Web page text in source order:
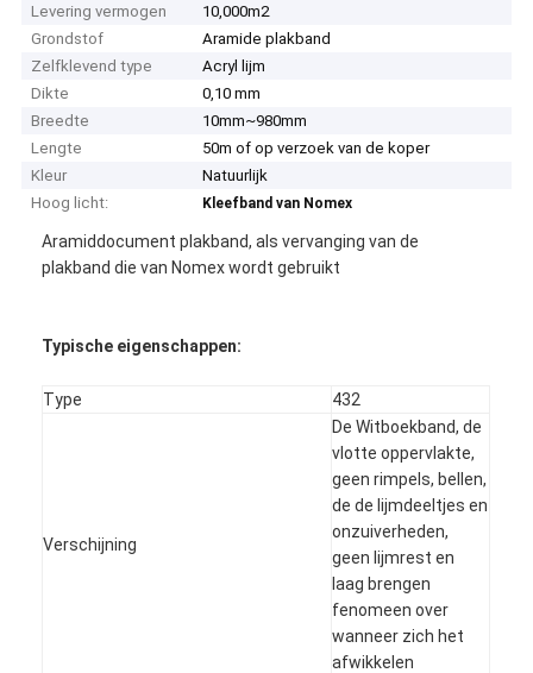
Levering vermogen
10,000m2
Grondstof
Aramide plakband
Zelfklevend type
Acryl lijm
Dikte
0,10 mm
Breedte
10mm~980mm
Lengte
50m of op verzoek van de koper
Kleur
Natuurlijk
Hoog licht:
Kleefband van Nomex
Aramiddocument plakband, als vervanging van de
plakband die van Nomex wordt gebruikt
Typische eigenschappen:
Type 432
Verschijning
De Witboekband, de
vlotte oppervlakte,
geen rimpels, bellen,
de de lijmdeeltjes en
onzuiverheden,
geen lijmrest en
laag brengen
fenomeen over
wanneer zich het
afwikkelen